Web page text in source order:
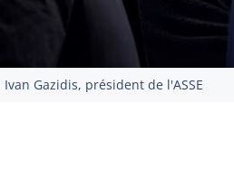
Gazidis, président de l'ASSE